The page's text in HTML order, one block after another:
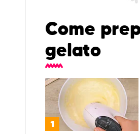
Come
gelato
1